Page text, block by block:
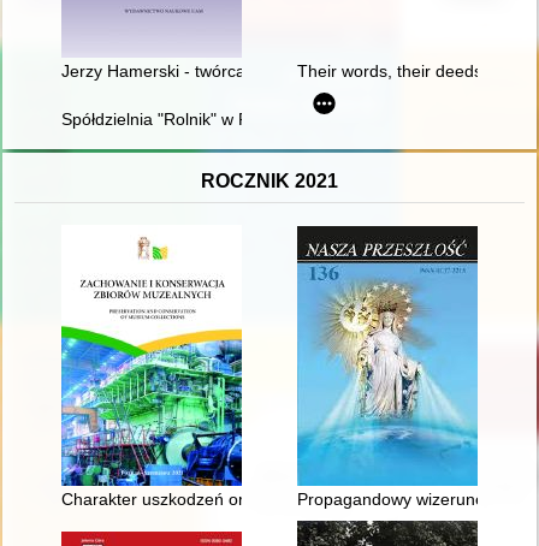
Jerzy Hamerski - twórca poznańskiej pedagogiki "łejerskiej"
Their words, their deeds : the
Spółdzielnia "Rolnik" w Pobiedziskach od 1945 r. : zarys
ROCZNIK 2021
Charakter uszkodzeń oraz diagnostyka wybranych
Propagandowy wizerunek